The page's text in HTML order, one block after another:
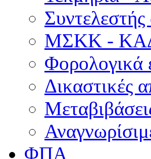
ΜΣKΚ -
Φορολογικά
Δικαστικές
ΦΠΑ